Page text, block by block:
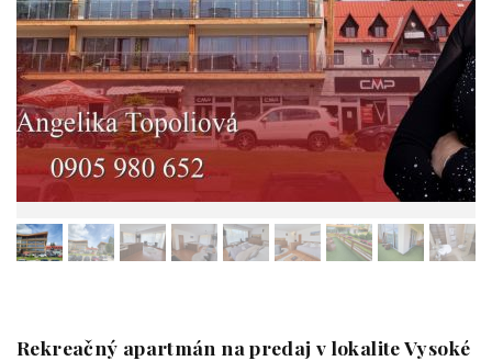
Rekreačný apartmán na predaj v lokalite Vysoké